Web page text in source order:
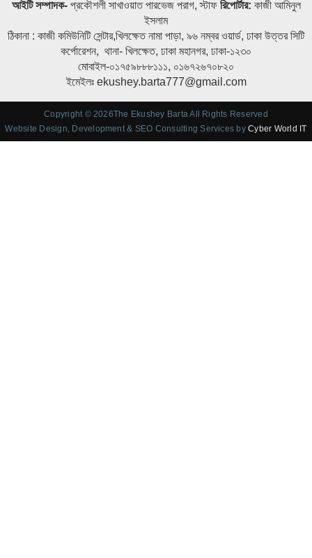
আইটি সম্পাদক-প্রকৌশলী সাখাওয়াত পারভেজ পরাগ, স্টাফ রিপোর্টার: কাজী আমিনুল
ইসলাম
ঠিকানা : কাজী কমিউনিটি সেন্টার,খিলক্ষেত নামা পাড়া, ৯৬ নম্বর ওয়ার্ড, ঢাকা উত্তর সিটি
কর্পোরেশন, থানা- খিলক্ষেত, ঢাকা মহানগর, ঢাকা-১২৩০
মোবাইল-০১৭৫৯৮৮৮১১১, ০১৬৭২৬৭০৮২০
ইমেইলঃ ekushey.barta777@gmail.com
Copyright © 2026The Ekushey Barta All Rights Reserved
Website Design, Development & SEO Consulting Services byCyber World IT